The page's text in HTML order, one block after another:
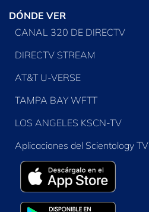
DÓNDE VER
CANAL 320 DE DIRECTV
DIRECTV STREAM
AT&T U-VERSE
TAMPA BAY WFTT
LOS ANGELES KSCN-TV
Aplicaciones del Scientology TV